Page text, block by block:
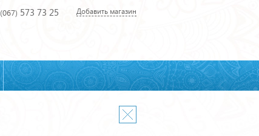
(067) 573 73 25 Добавить магазин